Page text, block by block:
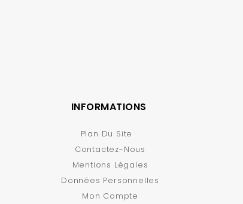
INFORMATIONS
Plan Du Site
Contactez-Nous
Mentions Légales
Données Personnelles
Mon Compte